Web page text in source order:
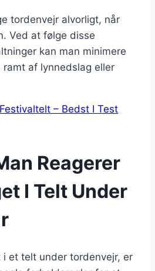
tordenvejr alvorligt, når
Ved at følge disse
kan man minimere
af lynnedslag eller
– Bedst I Test
Reagerer
I Telt Under
i et telt under tordenvejr, er